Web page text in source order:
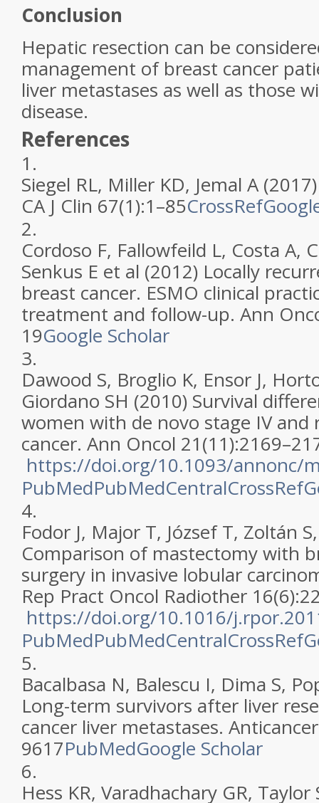
Conclusion
Hepatic resection can be
management of breast cancer
liver metastases as well as those
disease.
References
1.
Siegel RL, Miller KD, Jemal A
CA J Clin 67(1):1–85CrossRef
2.
Cordoso F, Fallowfeild L, Costa A,
Senkus E et al (2012) Locally
breast cancer. ESMO clinical
treatment and follow-up. Ann
19Google Scholar
3.
Dawood S, Broglio K, Ensor J,
Giordano SH (2010) Survival
women with de novo stage IV and
cancer. Ann Oncol
https://doi.org/10.1093/annonc/
PubMedPubMedCentralCrossRef
4.
Fodor J, Major T, József T, Zoltán
Comparison of mastectomy with
surgery in invasive lobular
Rep Pract Oncol Radiother
https://doi.org/10.1016/
PubMedPubMedCentralCrossRef
5.
Bacalbasa N, Balescu I, Dima S,
Long-term survivors after liver
cancer liver metastases.
9617PubMedGoogle Scholar
6.
Hess KR, Varadhachary GR, Taylor